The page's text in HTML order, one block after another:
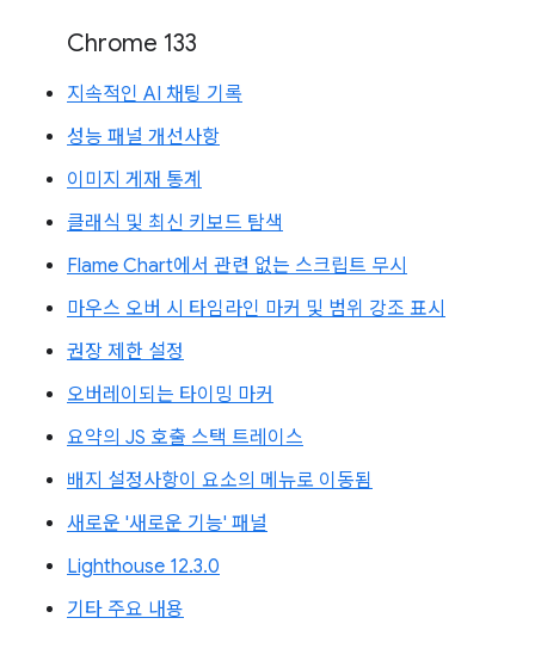
Chrome 133
지속적인 AI 채팅 기록
성능 패널 개선사항
이미지 게재 통계
클래식 및 최신 키보드 탐색
Flame Chart에서 관련 없는 스크립트 무시
마우스 오버 시 타임라인 마커 및 범위 강조 표시
권장 제한 설정
오버레이되는 타이밍 마커
요약의 JS 호출 스택 트레이스
배지 설정사항이 요소의 메뉴로 이동됨
새로운 '새로운 기능' 패널
Lighthouse 12.3.0
기타 주요 내용